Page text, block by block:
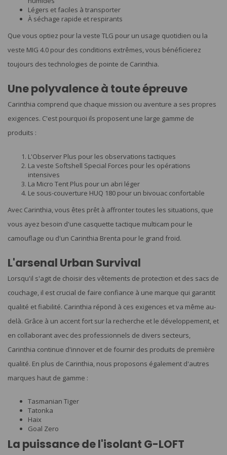
Légers et faciles à transporter
À séchage rapide et respirants
Que vous optiez pour la veste TLG pour un usage quotidien ou la
veste MIG 4.0 pour des conditions extrêmes, vous bénéficierez
toujours des technologies de pointe de Carinthia.
Une polyvalence à toute épreuve
Carinthia comprend que chaque mission ou aventure a ses propres
exigences. C'est pourquoi ils proposent une large gamme de
produits :
L'Observer Plus pour les observations tactiques
La veste Softshell Special Forces pour les opérations
intensives
La Micro Tent Plus pour un abri léger
Le sous-couverture HUQ 180 pour un bivouac confortable
Avec Carinthia, vous êtes prêt à affronter toutes les situations, que
vous ayez besoin d'une casquette tactique multicam pour le
camouflage ou d'un Carinthia Brenta pour le grand froid.
L'arsenal Urban Survival
Lorsqu'il s'agit de choisir des vêtements de protection et des sacs de
couchage, il est crucial de faire confiance à une marque qui garantit
qualité et fiabilité. Carinthia répond à ces exigences et va même au-
delà. Grâce à un accent fort sur la recherche et le développement, et
en collaborant avec des professionnels de divers secteurs,
Carinthia continue d'innover et de fournir des produits de première
qualité. En plus de Carinthia, nous proposons également d'autres
marques haut de gamme :
Tasmanian Tiger
Tatonka
Haix
Goal Zero
La puissance de l'isolant G-LOFT